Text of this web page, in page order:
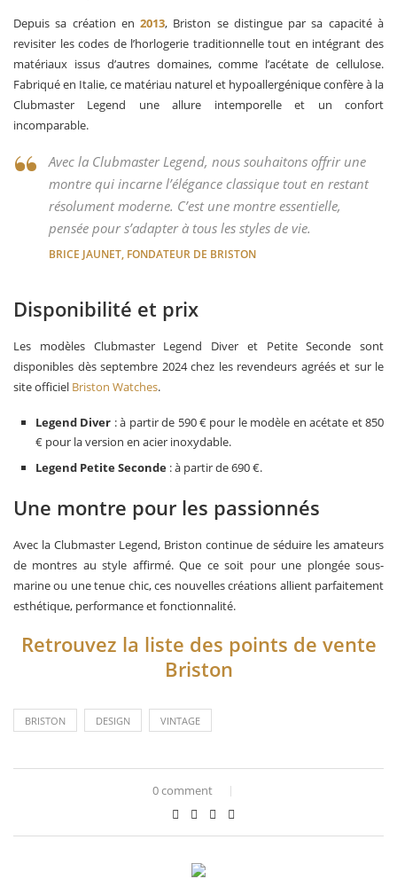
Depuis sa création en2013, Briston se distingue par sa capacité à
revisiter les codes de l’horlogerie traditionnelle tout en intégrant des
matériaux issus d’autres domaines, comme l’acétate de cellulose.
Fabriqué en Italie, ce matériau naturel et hypoallergénique confère à la
Clubmaster Legend une allure intemporelle et un confort
incomparable.
Avec la Clubmaster Legend, nous souhaitons offrir une
montre qui incarne l’élégance classique tout en restant
résolument moderne. C’est une montre essentielle,
pensée pour s’adapter à tous les styles de vie.
BRICE JAUNET, FONDATEUR DE BRISTON
Disponibilité et prix
Les modèles Clubmaster Legend Diver et Petite Seconde sont
disponibles dès septembre 2024 chez les revendeurs agréés et sur le
site officiel Briston Watches.
Legend Diver : à partir de 590 € pour le modèle en acétate et 850
€ pour la version en acier inoxydable.
Legend Petite Seconde : à partir de 690 €.
Une montre pour les passionnés
Avec la Clubmaster Legend, Briston continue de séduire les amateurs
de montres au style affirmé. Que ce soit pour une plongée sous-
marine ou une tenue chic, ces nouvelles créations allient parfaitement
esthétique, performance et fonctionnalité.
Retrouvez la liste des points de vente
Briston
BRISTON DESIGN VINTAGE
0 comment